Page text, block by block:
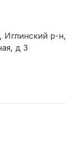
Иглинский р-н,
д 3